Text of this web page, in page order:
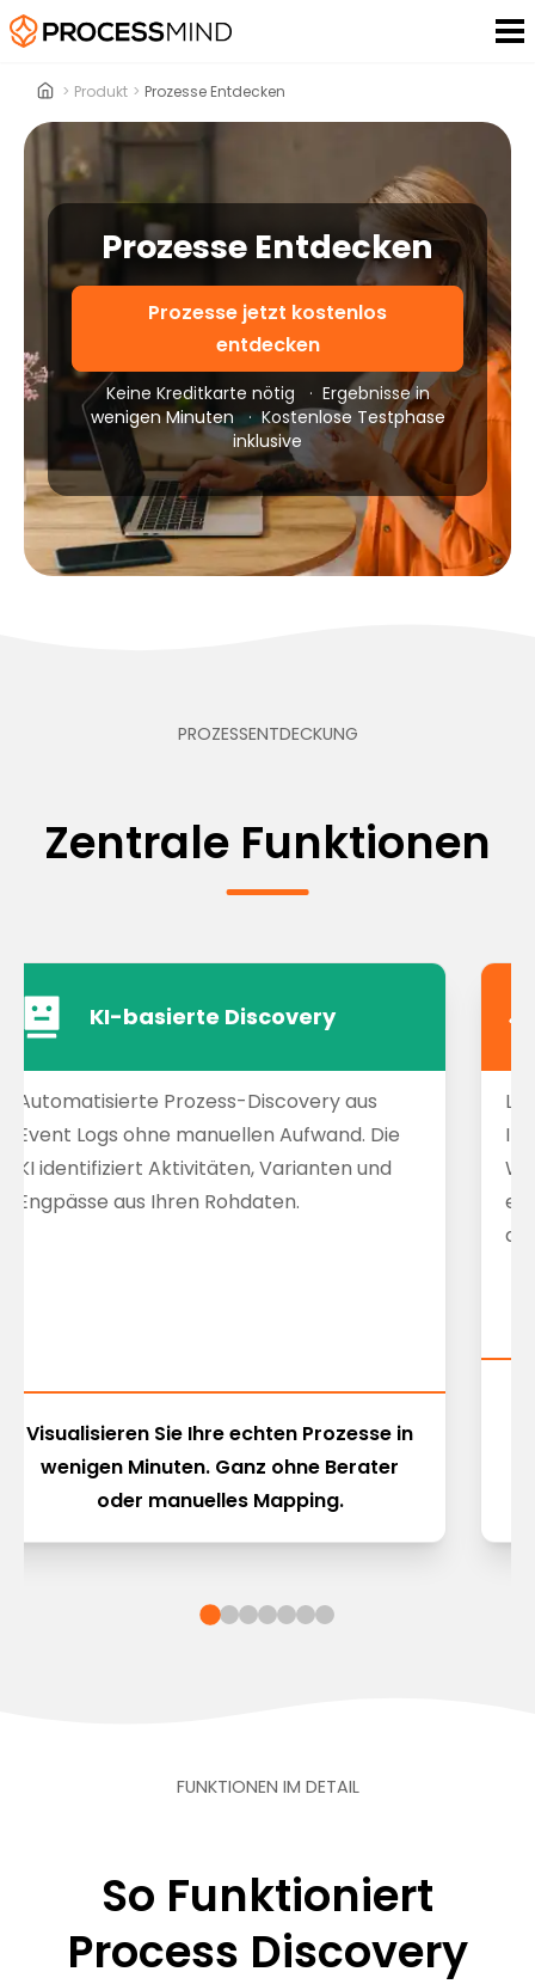
> Produkt > Prozesse Entdecken
Prozesse Entdecken
Prozesse jetzt kostenlos
entdecken
Keine Kreditkarte nötig · Ergebnisse in
wenigen Minuten
· Kostenlose Testphase
inklusive
PROZESSENTDECKUNG
Zentrale Funktionen
KI-basierte Discovery
Automatisierte Prozess-Discovery aus
Event Logs ohne manuellen Aufwand. Die
KI identifiziert Aktivitäten, Varianten und
Engpässe aus Ihren Rohdaten.
Visualisieren Sie Ihre echten Prozesse in
wenigen Minuten. Ganz ohne Berater
oder manuelles Mapping.
FUNKTIONEN IM DETAIL
So Funktioniert
Process Discovery